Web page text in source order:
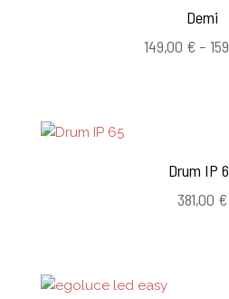
Demi
149,00 € –
Drum IP
381,00 €